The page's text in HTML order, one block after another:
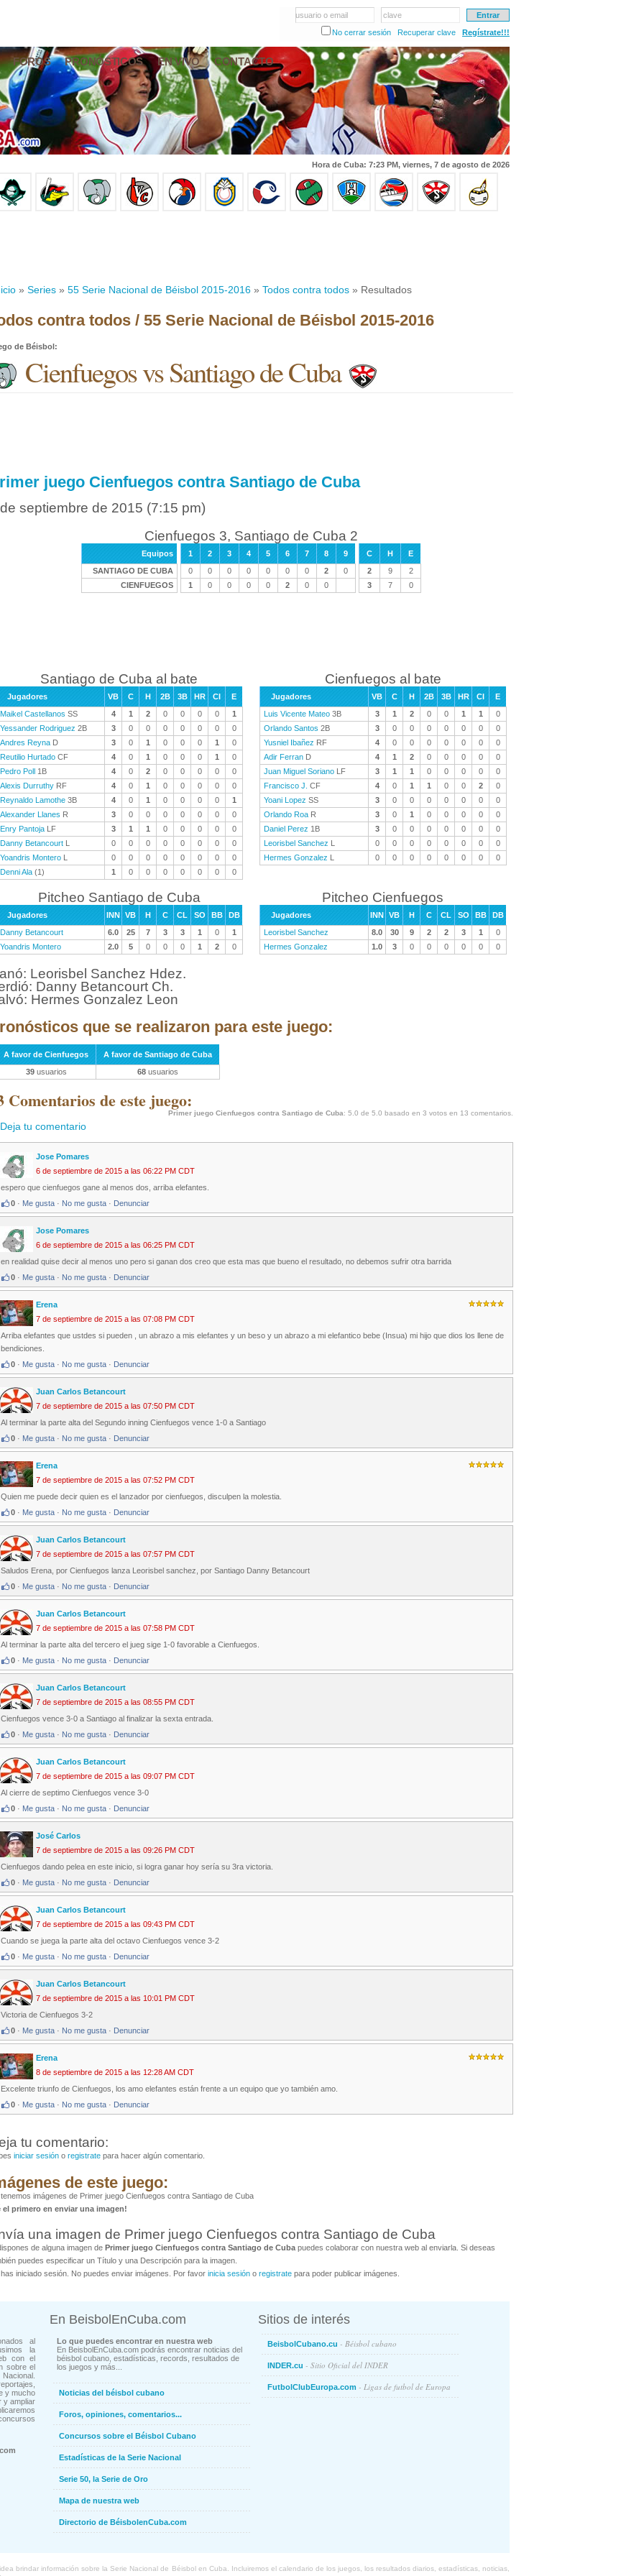
usuario o email
clave
No cerrar sesión
Recuperar clave Regístrate!!!
FOROS PRONÓSTICOS EN VIVO CONTACTO
Hora de Cuba: 7:23 PM, viernes, 7 de agosto de 2026
» Series » 55 Serie Nacional de Béisbol 2015-2016 » Todos contra todos » Resultados
contra todos / 55 Serie Nacional de Béisbol 2015-2016
de Béisbol:
Cienfuegos vs Santiago de Cuba
juego Cienfuegos contra Santiago de Cuba
septiembre de 2015 (7:15 pm)
Cienfuegos 3, Santiago de Cuba 2
Equipos 1 2 3 4 5 6 7 8 9 C H
E
SANTIAGO DE CUBA
0 0 0 0 0 0 0 2 0 2 9
2
CIENFUEGOS
1 0 0 0 0 2 0 0 3 7 0
Santiago de Cuba al bate
Jugadores VB C H 2B 3B HR CI
E
Maikel Castellanos SS 4 1 2 0 0 0 0
1
Yessander Rodriguez 2B 3 0 0 0 0 0 0
0
Andres Reyna D 3 0 1 0 0 0 1
0
Reutilio Hurtado CF 4 0 1 0 0 0 1
0
Pedro Poll 1B 4 0 2 0 0 0 0
0
Alexis Durruthy RF 4 0 1 0 0 0 0
0
Reynaldo Lamothe 3B 4 0 1 0 0 0 0
1
Alexander Llanes R 3 0 0 0 0 0 0
0
Enry Pantoja LF 3 1 1 0 0 0 0
0
Danny Betancourt L 0 0 0 0 0 0 0
0
Yoandris Montero L 0 0 0 0 0 0 0
0
Denni Ala (1) 1 0 0 0 0 0 0 0
Cienfuegos al bate
Jugadores VB C H 2B 3B HR CI
E
Luis Vicente Mateo 3B 3 1 2 0 0 1 1
0
Orlando Santos 2B 3 0 0 0 0 0 0
0
Yusniel Ibañez RF 4 0 0 0 0 0 0
0
Adir Ferran D 4 1 2 0 0 0 0
0
Juan Miguel Soriano LF 3 1 1 0 0 0 0
0
Francisco J. CF 4 0 1 1 0 0 2
0
Yoani Lopez SS 3 0 0 0 0 0 0
0
Orlando Roa R 3 0 1 0 0 0 0
0
Daniel Perez 1B 3 0 0 0 0 0 0
0
Leorisbel Sanchez L 0 0 0 0 0 0 0
0
Hermes Gonzalez L 0 0 0 0 0 0 0 0
Pitcheo Santiago de Cuba
Jugadores INN VB H C CL SO BB
DB
Danny Betancourt
6.0 25 7 3 3 1 0
1
Yoandris Montero
2.0 5 0 0 0 1 2 0
Pitcheo Cienfuegos
Jugadores INN VB H C CL SO BB
DB
Leorisbel Sanchez
8.0 30 9 2 2 3 1
0
Hermes Gonzalez
1.0 3 0 0 0 0 0 0
Leorisbel Sanchez Hdez.
Danny Betancourt Ch.
Hermes Gonzalez Leon
que se realizaron para este juego:
A favor de Cienfuegos
A favor de Santiago de Cuba
39usuarios 68 usuarios
Comentarios de este juego:
Primer juego Cienfuegos contra Santiago de Cuba: 5.0 de 5.0 basado en 3 votos en 13 comentarios.
Deja tu comentario
Jose Pomares
6 de septiembre de 2015 a las 06:22 PM CDT
espero que cienfuegos gane al menos dos, arriba elefantes.
0 · Me gusta · No me gusta · Denunciar
Jose Pomares
6 de septiembre de 2015 a las 06:25 PM CDT
en realidad quise decir al menos uno pero si ganan dos creo que esta mas que bueno el resultado, no debemos sufrir otra barrida
0 · Me gusta · No me gusta · Denunciar
Erena
7 de septiembre de 2015 a las 07:08 PM CDT
Arriba elefantes que ustdes si pueden , un abrazo a mis elefantes y un beso y un abrazo a mi elefantico bebe (Insua) mi hijo que dios los llene de
bendiciones.
0 · Me gusta · No me gusta · Denunciar
Juan Carlos Betancourt
7 de septiembre de 2015 a las 07:50 PM CDT
Al terminar la parte alta del Segundo inning Cienfuegos vence 1-0 a Santiago
0 · Me gusta · No me gusta · Denunciar
Erena
7 de septiembre de 2015 a las 07:52 PM CDT
Quien me puede decir quien es el lanzador por cienfuegos, disculpen la molestia.
0 · Me gusta · No me gusta · Denunciar
Juan Carlos Betancourt
7 de septiembre de 2015 a las 07:57 PM CDT
Saludos Erena, por Cienfuegos lanza Leorisbel sanchez, por Santiago Danny Betancourt
0 · Me gusta · No me gusta · Denunciar
Juan Carlos Betancourt
7 de septiembre de 2015 a las 07:58 PM CDT
Al terminar la parte alta del tercero el jueg sige 1-0 favorable a Cienfuegos.
0 · Me gusta · No me gusta · Denunciar
Juan Carlos Betancourt
7 de septiembre de 2015 a las 08:55 PM CDT
Cienfuegos vence 3-0 a Santiago al finalizar la sexta entrada.
0 · Me gusta · No me gusta · Denunciar
Juan Carlos Betancourt
7 de septiembre de 2015 a las 09:07 PM CDT
Al cierre de septimo Cienfuegos vence 3-0
0 · Me gusta · No me gusta · Denunciar
José Carlos
7 de septiembre de 2015 a las 09:26 PM CDT
Cienfuegos dando pelea en este inicio, si logra ganar hoy sería su 3ra victoria.
0 · Me gusta · No me gusta · Denunciar
Juan Carlos Betancourt
7 de septiembre de 2015 a las 09:43 PM CDT
Cuando se juega la parte alta del octavo Cienfuegos vence 3-2
0 · Me gusta · No me gusta · Denunciar
Juan Carlos Betancourt
7 de septiembre de 2015 a las 10:01 PM CDT
Victoria de Cienfuegos 3-2
0 · Me gusta · No me gusta · Denunciar
Erena
8 de septiembre de 2015 a las 12:28 AM CDT
Excelente triunfo de Cienfuegos, los amo elefantes están frente a un equipo que yo también amo.
0 · Me gusta · No me gusta · Denunciar
tu comentario:
iniciar sesión o registrate para hacer algún comentario.
de este juego:
tenemos imágenes de Primer juego Cienfuegos contra Santiago de Cuba
el primero en enviar una imagen!
una imagen de Primer juego Cienfuegos contra Santiago de Cuba
de alguna imagen de Primer juego Cienfuegos contra Santiago de Cuba puedes colaborar con nuestra web al enviarla. Si deseas
puedes especificar un Título y una Descripción para la imagen.
has iniciado sesión. No puedes enviar imágenes. Por favor inicia sesión o registrate para poder publicar imágenes.
al
la
con el
sobre el
y mucho
y ampliar
En BeisbolEnCuba.com
Lo que puedes encontrar en nuestra web
En BeisbolEnCuba.com podrás encontrar noticias del
béisbol cubano, estadísticas, records, resultados de
los juegos y más...
Noticias del béisbol cubano
Foros, opiniones, comentarios...
Concursos sobre el Béisbol Cubano
Estadísticas de la Serie Nacional
Serie 50, la Serie de Oro
Mapa de nuestra web
Directorio de BéisbolenCuba.com
Sitios de interés
BeisbolCubano.cu - Béisbol cubano
INDER.cu - Sitio Oficial del INDER
FutbolClubEuropa.com - Ligas de futbol de Europa
brindar información sobre la Serie Nacional de Béisbol en Cuba. Incluiremos el calendario de los juegos, los resultados diarios, estadísticas, noticias,